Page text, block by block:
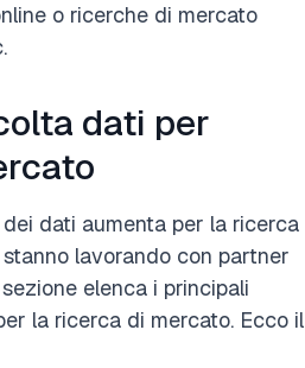
o ricerche di mercato
dati per
dati aumenta per la ricerca
lavorando con partner
elenca i principali
la ricerca di mercato. Ecco il